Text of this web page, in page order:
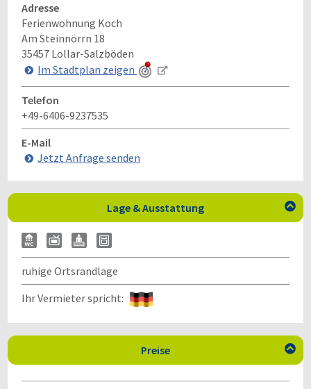
Adresse
Ferienwohnung Koch
Am Steinnörrn 18
35457 Lollar-Salzböden
Im Stadtplan zeigen
Telefon
+49-6406-9237535
E-Mail
Jetzt Anfrage senden
Lage & Ausstattung 
ruhige Ortsrandlage
Ihr Vermieter spricht:
Preise 